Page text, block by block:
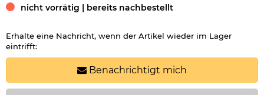
nicht vorrätig | bereits nachbestellt
Erhalte eine Nachricht, wenn der Artikel wieder im Lager
eintrifft:
Benachrichtigt mich